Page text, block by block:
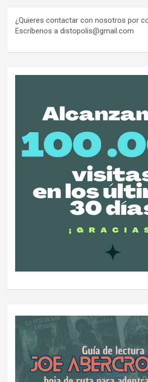
¿Quieres contactar con nosotros por
Escríbenos a distopolis@gmail.com